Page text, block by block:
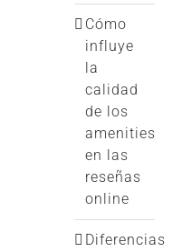
Cómo
influye
la
calidad
de los
amenities
en las
reseñas
online
Diferencias